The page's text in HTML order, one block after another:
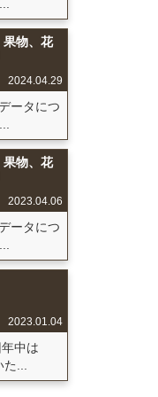
果物、花
2024.04.29
ータにつ
果物、花
2023.04.06
ータにつ
2023.01.04
中は
...